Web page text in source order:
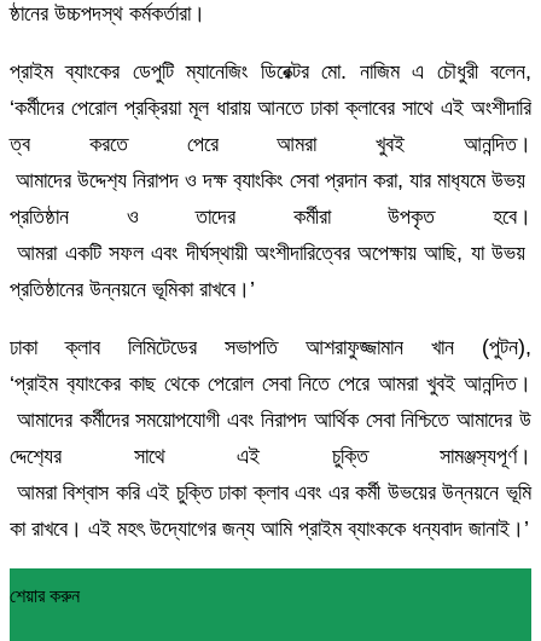
ষ্ঠানের উচ্চপদস্থ কর্মকর্তারা।
প্রাইম ব্যাংকের ডেপুটি ম্যানেজিং ডিরেক্টর মো. নাজিম এ চৌধুরী বলেন,
‘কর্মীদের পেরোল প্রক্রিয়া মূল ধারায় আনতে ঢাকা ক্লাবের সাথে এই অংশীদারি
ত্ব করতে পেরে আমরা খুবই আনন্দিত।
আমাদের উদ্দেশ‌্য নিরাপদ ও দক্ষ ব‌্যাংকিং সেবা প্রদান করা, যার মাধ‌্যমে উভয়
প্রতিষ্ঠান ও তাদের কর্মীরা উপকৃত হবে।
আমরা একটি সফল এবং দীর্ঘস্থায়ী অংশীদারিত্বের অপেক্ষায় আছি, যা উভয়
প্রতিষ্ঠানের উন্নয়নে ভূমিকা রাখবে।’
ঢাকা ক্লাব লিমিটেডের সভাপতি আশরাফুজ্জামান খান (পুটন),
‘প্রাইম ব‌্যাংকের কাছ থেকে পেরোল সেবা নিতে পেরে আমরা খুবই আনন্দিত।
আমাদের কর্মীদের সময়োপযোগী এবং নিরাপদ আর্থিক সেবা নিশ্চিতে আমাদের উ
দ্দেশ‌্যের সাথে এই চুক্তি সামঞ্জস‌্যপূর্ণ।
আমরা বিশ্বাস করি এই চুক্তি ঢাকা ক্লাব এবং এর কর্মী উভয়ের উন্নয়নে ভূমি
কা রাখবে। এই মহৎ উদ্যোগের জন্য আমি প্রাইম ব্যাংককে ধন্যবাদ জানাই।’
শেয়ার করুন